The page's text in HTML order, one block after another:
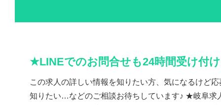
★LINEでのお問合せも24時間受け付
この求人の詳しい情報を知りたい方、気になるけど
知りたい…などのご相談お待ちしています♪ ★岐阜求